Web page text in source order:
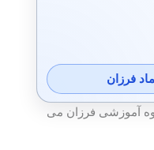
فرزان
آموزشی فرزان می